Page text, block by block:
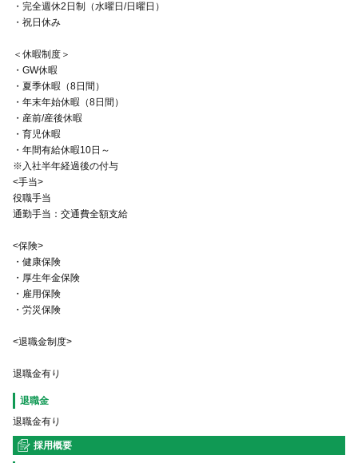
・完全週休2日制（水曜日/日曜日）
・祝日休み
＜休暇制度＞
・GW休暇
・夏季休暇（8日間）
・年末年始休暇（8日間）
・産前/産後休暇
・育児休暇
・年間有給休暇10日～
※入社半年経過後の付与
<手当>
役職手当
通勤手当：交通費全額支給
<保険>
・健康保険
・厚生年金保険
・雇用保険
・労災保険
<退職金制度>
退職金有り
退職金
退職金有り
採用概要